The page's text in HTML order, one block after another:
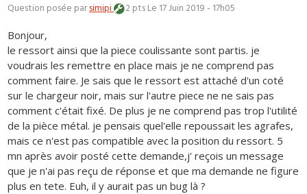
Question posée parsimipi 2 ptsLe 17 Juin 2019 - 17h05
Bonjour,
le ressort ainsi que la piece coulissante sont partis. je
voudrais les remettre en place mais je ne comprend pas
comment faire. Je sais que le ressort est attaché d'un coté
sur le chargeur noir, mais sur l'autre piece ne ne sais pas
comment c'était fixé. De plus je ne comprend pas trop l'utilité
de la pièce métal. je pensais quel'elle repoussait les agrafes,
mais ce n'est pas compatible avec la position du ressort. 5
mn après avoir posté cette demande,j' reçois un message
que je n'ai pas reçu de réponse et que ma demande ne figure
plus en tete. Euh, il y aurait pas un bug là ?